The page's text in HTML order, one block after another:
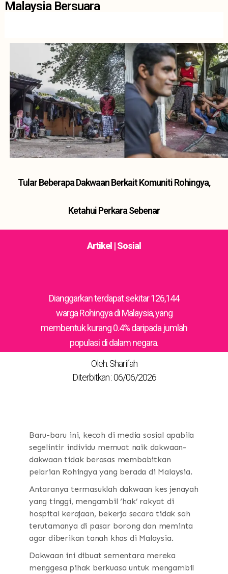
Malaysia Bersuara
Tular Beberapa Dakwaan Berkait Komuniti Rohingya,
Ketahui Perkara Sebenar
Artikel | Sosial
Dianggarkan terdapat sekitar 126,144
warga Rohingya di Malaysia, yang
membentuk kurang 0.4% daripada jumlah
populasi di dalam negara.
Oleh: Sharifah
Diterbitkan : 06/06/2026
Baru-baru ini, kecoh di media sosial apabila
segelintir individu memuat naik dakwaan-
dakwaan tidak berasas membabitkan
pelarian Rohingya yang berada di Malaysia.
Antaranya termasuklah dakwaan kes jenayah
yang tinggi, mengambil ‘hak’ rakyat di
hospital kerajaan, bekerja secara tidak sah
terutamanya di pasar borong dan meminta
agar diberikan tanah khas di Malaysia.
Dakwaan ini dibuat sementara mereka
menggesa pihak berkuasa untuk mengambil